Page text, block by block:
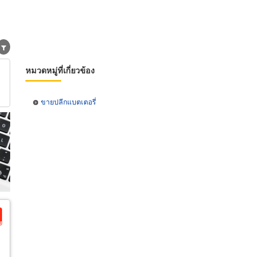
หมวดหมู่ที่เกี่ยวข้อง
ขายปลีกแบตเตอรี่